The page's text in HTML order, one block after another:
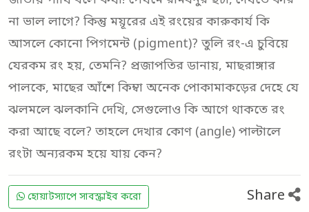
না ভাল লাগে? কিন্তু ময়ূরের এই রংয়ের কারুকার্য কি
আসলে কোনো পিগমেন্ট (pigment)? তুলি রং-এ চুবিয়ে
যেরকম রং হয়, তেমনি? প্রজাপতির ডানায়, মাছরাঙ্গার
পালকে, মাছের আঁশে কিম্বা অনেক পোকামাকড়ের দেহে যে
ঝলমলে ঝলকানি দেখি, সেগুলোও কি আগে থাকতে রং
করা আছে বলে? তাহলে দেখার কোণ (angle) পাল্টালে
রংটা অন্যরকম হয়ে যায় কেন?
হোয়াটস্যাপে সাবস্ক্রাইব করো Share